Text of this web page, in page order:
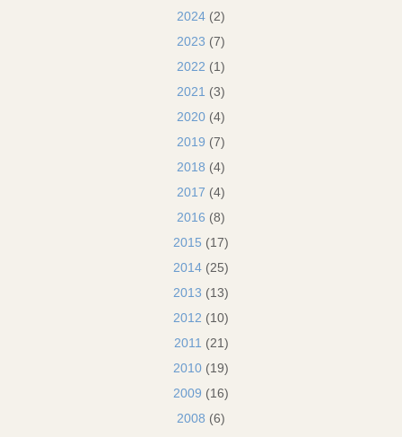
2024 (2)
2023 (7)
2022 (1)
2021 (3)
2020 (4)
2019 (7)
2018 (4)
2017 (4)
2016 (8)
2015 (17)
2014 (25)
2013 (13)
2012 (10)
2011 (21)
2010 (19)
2009 (16)
2008 (6)